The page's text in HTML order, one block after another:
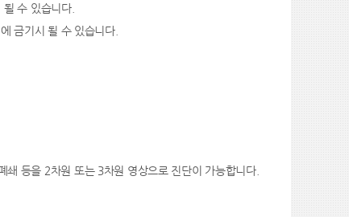
수 있습니다.
금기시 될 수 있습니다.
등을 2차원 또는 3차원 영상으로 진단이 가능합니다.